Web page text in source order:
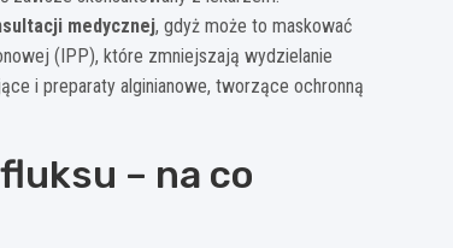
medycznej, gdyż może to maskować
(IPP), które zmniejszają wydzielanie
i preparaty alginianowe, tworzące ochronną
– na co